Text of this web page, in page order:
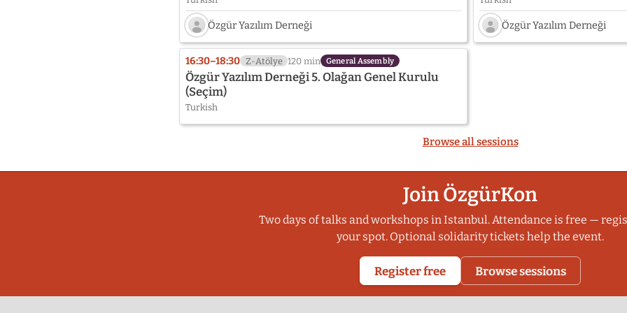
Speaker
photo
not
provided
yet:
Özgür
Yazılım
Özgür Yazılım Derneği
Speaker
Derneği
Özgür Yazılım Derneği
16:30–18:30 Z-Atölye 120 min General Assembly
Özgür Yazılım Derneği 5. Olağan Genel Kurulu
(Seçim)
Turkish
Browse all sessions
Join ÖzgürKon
Two days of talks and workshops in Istanbul. Attendance is free —
your spot. Optional solidarity tickets help the event.
Register free Browse sessions